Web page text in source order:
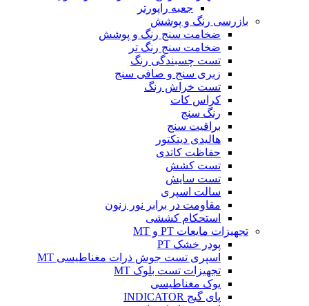
جعبه راپورتر
بازرسی رنگ و پوشش
ضخامت سنج رنگ و پوشش
ضخامت سنج رنگ تر
تست چسبندگی رنگ
زبری سنج و صافی سنج
تست خراش رنگ
کراس کات
رنگ سنج
براقیت سنج
هالیدی دیتکتور
حفاظت کاتدی
تست کشش
تست سایش
سالت اسپری
مقاومت در برابر نور زنون
استحکام کششی
تجهیزات مایعات PT و MT
پودر خشک PT
اسپری تست جوش ذرات مغناطیسی MT
تجهیزات تست بلوک MT
یوک مغناطیسی
پای گیج INDICATOR